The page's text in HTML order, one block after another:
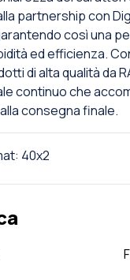
partnership con
così una
ed efficienza.
di alta qualità da
continuo che
consegna finale.
40x2